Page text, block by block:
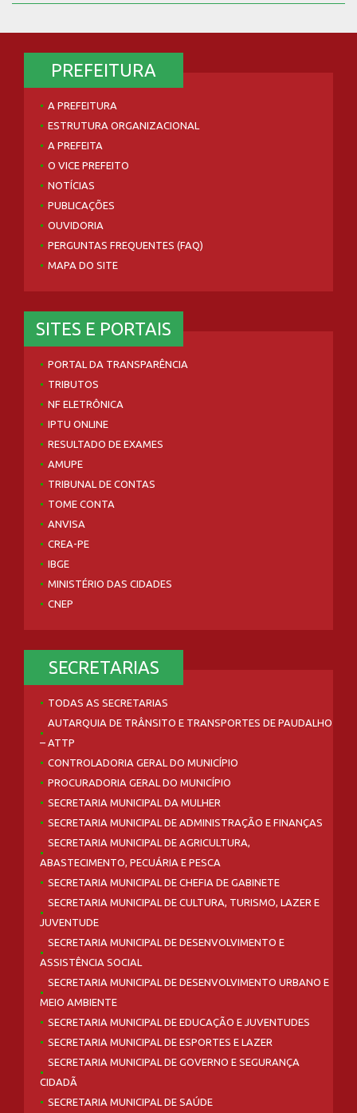
PREFEITURA
A PREFEITURA
ESTRUTURA ORGANIZACIONAL
A PREFEITA
O VICE PREFEITO
NOTÍCIAS
PUBLICAÇÕES
OUVIDORIA
PERGUNTAS FREQUENTES (FAQ)
MAPA DO SITE
SITES E PORTAIS
PORTAL DA TRANSPARÊNCIA
TRIBUTOS
NF ELETRÔNICA
IPTU ONLINE
RESULTADO DE EXAMES
AMUPE
TRIBUNAL DE CONTAS
TOME CONTA
ANVISA
CREA-PE
IBGE
MINISTÉRIO DAS CIDADES
CNEP
SECRETARIAS
TODAS AS SECRETARIAS
AUTARQUIA DE TRÂNSITO E TRANSPORTES DE PAUDALHO
– ATTP
CONTROLADORIA GERAL DO MUNICÍPIO
PROCURADORIA GERAL DO MUNICÍPIO
SECRETARIA MUNICIPAL DA MULHER
SECRETARIA MUNICIPAL DE ADMINISTRAÇÃO E FINANÇAS
SECRETARIA MUNICIPAL DE AGRICULTURA,
ABASTECIMENTO, PECUÁRIA E PESCA
SECRETARIA MUNICIPAL DE CHEFIA DE GABINETE
SECRETARIA MUNICIPAL DE CULTURA, TURISMO, LAZER E
JUVENTUDE
SECRETARIA MUNICIPAL DE DESENVOLVIMENTO E
ASSISTÊNCIA SOCIAL
SECRETARIA MUNICIPAL DE DESENVOLVIMENTO URBANO E
MEIO AMBIENTE
SECRETARIA MUNICIPAL DE EDUCAÇÃO E JUVENTUDES
SECRETARIA MUNICIPAL DE ESPORTES E LAZER
SECRETARIA MUNICIPAL DE GOVERNO E SEGURANÇA
CIDADÃ
SECRETARIA MUNICIPAL DE SAÚDE